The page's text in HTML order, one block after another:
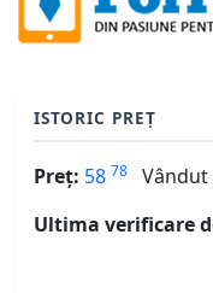
ISTORIC PREȚ
Preț: 58 78
Vândut
Ultima verificare